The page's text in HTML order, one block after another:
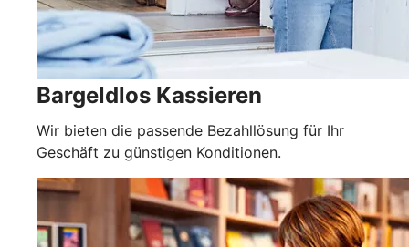
Bargeldlos Kassieren
Wir bieten die passende Bezahllösung für Ihr
Geschäft zu günstigen Konditionen.